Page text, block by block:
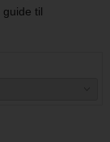
guide til